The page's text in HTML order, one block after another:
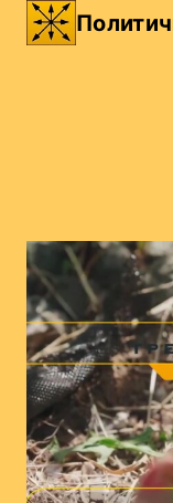
Skip